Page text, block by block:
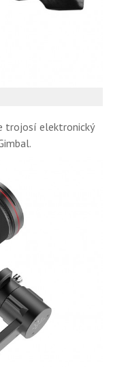
trojosí elektronický